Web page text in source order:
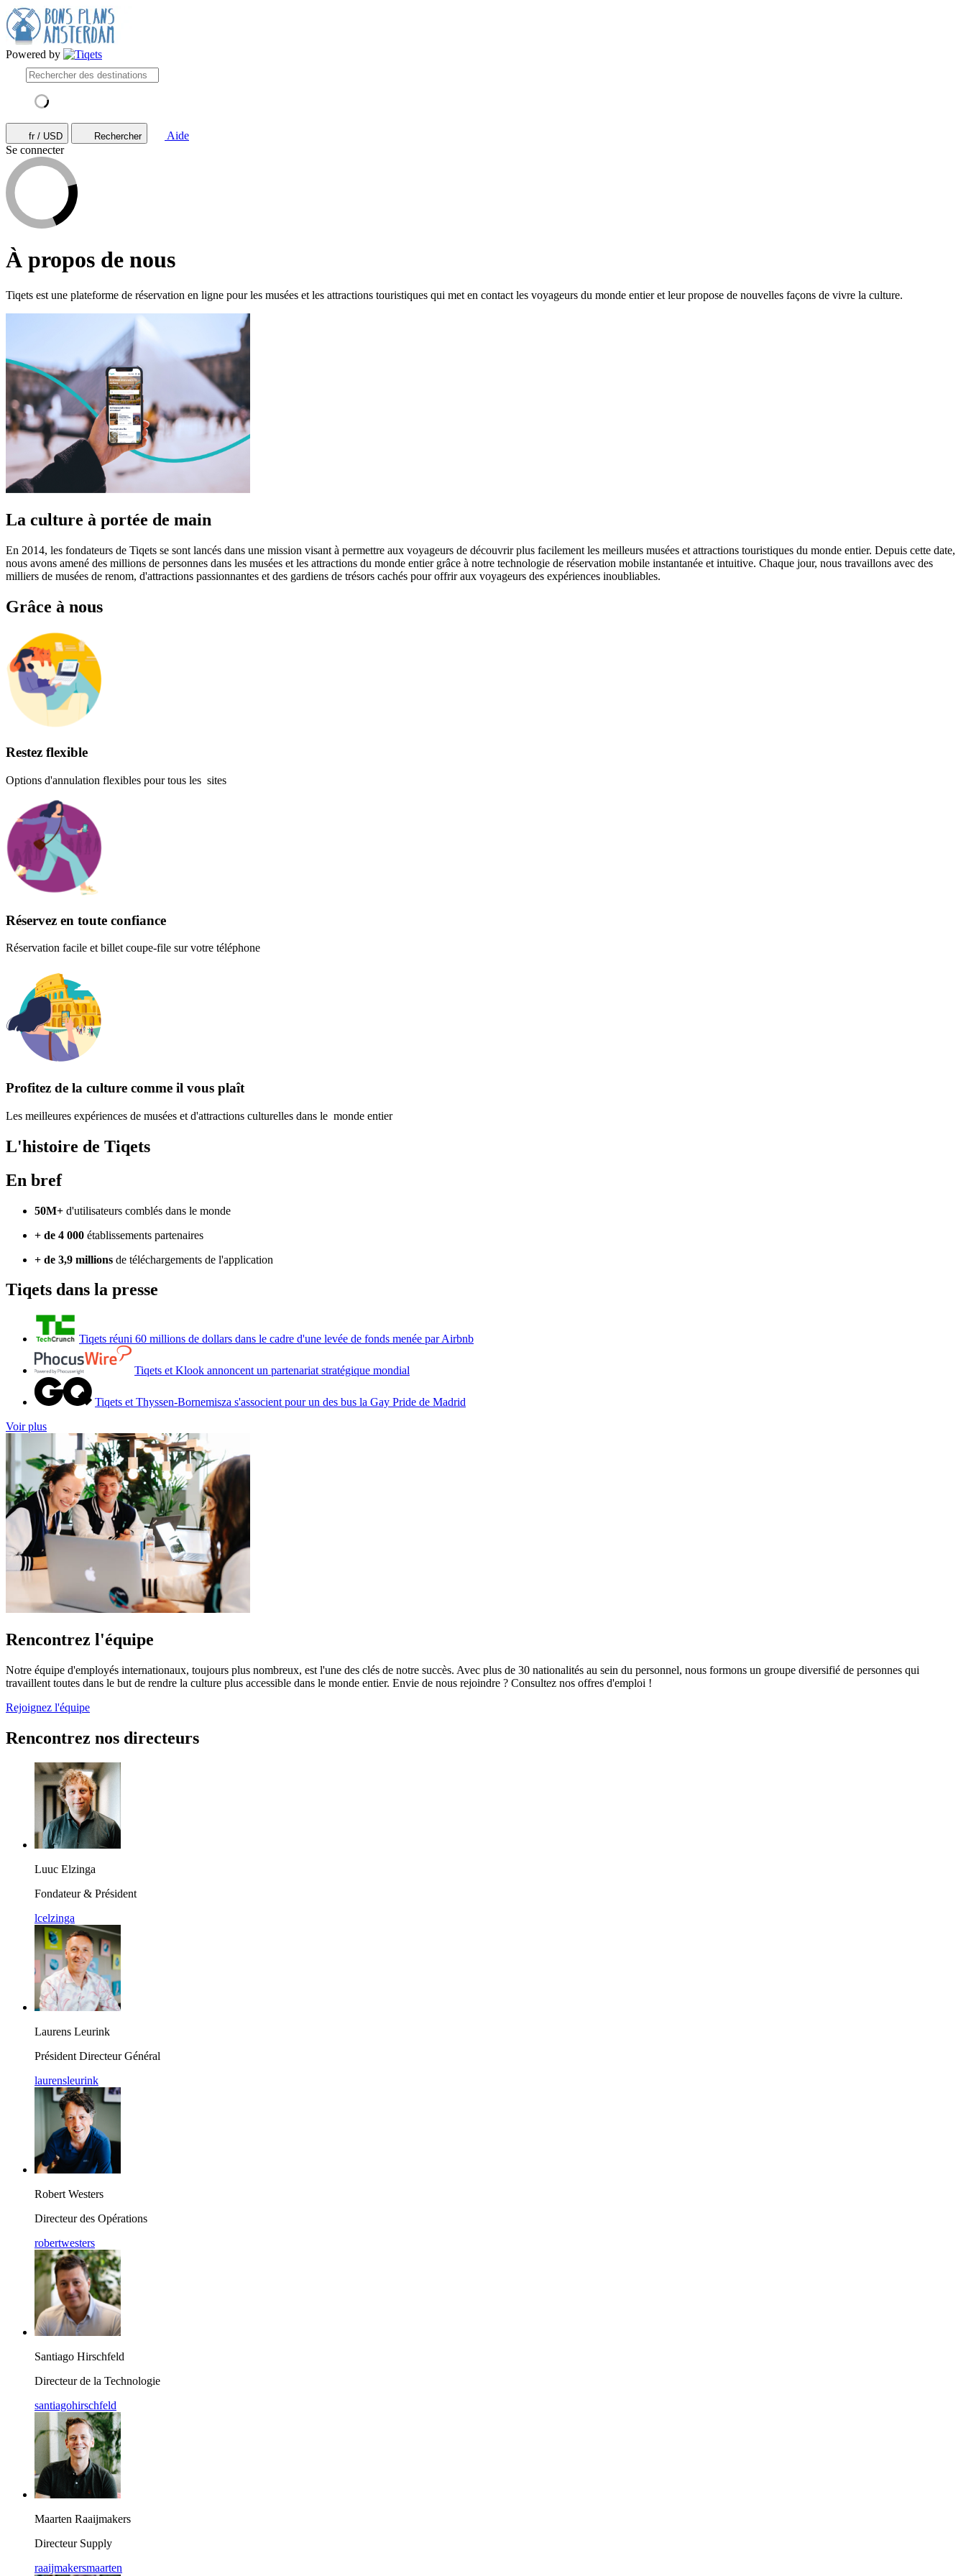
Powered by
fr / USD Rechercher
Aide
Se connecter
À propos de nous
Tiqets est une plateforme de réservation en ligne pour les musées et les attractions touristiques qui met en contact les voyageurs du monde entier et leur propose de nouvelles façons de vivre la culture.
La culture à portée de main
En 2014, les fondateurs de Tiqets se sont lancés dans une mission visant à permettre aux voyageurs de découvrir plus facilement les meilleurs musées et attractions touristiques du monde entier. Depuis cette date,
nous avons amené des millions de personnes dans les musées et les attractions du monde entier grâce à notre technologie de réservation mobile instantanée et intuitive. Chaque jour, nous travaillons avec des
milliers de musées de renom, d'attractions passionnantes et des gardiens de trésors cachés pour offrir aux voyageurs des expériences inoubliables.
Grâce à nous
Restez flexible
Options d'annulation flexibles pour tous les sites
Réservez en toute confiance
Réservation facile et billet coupe-file sur votre téléphone
Profitez de la culture comme il vous plaît
Les meilleures expériences de musées et d'attractions culturelles dans le monde entier
L'histoire de Tiqets
En bref
50M+ d'utilisateurs comblés dans le monde
+ de 4 000 établissements partenaires
+ de 3,9 millions de téléchargements de l'application
Tiqets dans la presse
Tiqets réuni 60 millions de dollars dans le cadre d'une levée de fonds menée par Airbnb
Tiqets et Klook annoncent un partenariat stratégique mondial
Tiqets et Thyssen-Bornemisza s'associent pour un des bus la Gay Pride de Madrid
Voir plus
Rencontrez l'équipe
Notre équipe d'employés internationaux, toujours plus nombreux, est l'une des clés de notre succès. Avec plus de 30 nationalités au sein du personnel, nous formons un groupe diversifié de personnes qui
travaillent toutes dans le but de rendre la culture plus accessible dans le monde entier. Envie de nous rejoindre ? Consultez nos offres d'emploi !
Rejoignez l'équipe
Rencontrez nos directeurs
Luuc Elzinga
Fondateur & Président
lcelzinga
Laurens Leurink
Président Directeur Général
laurensleurink
Robert Westers
Directeur des Opérations
robertwesters
Santiago Hirschfeld
Directeur de la Technologie
santiagohirschfeld
Maarten Raaijmakers
Directeur Supply
raaijmakersmaarten